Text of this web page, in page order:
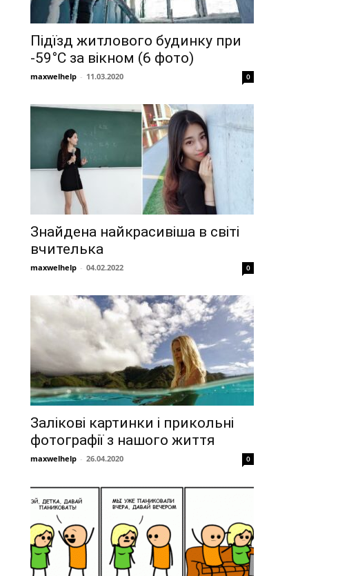
Підїзд житлового будинку при
-59°C за вікном (6 фото)
maxwelhelp - 11.03.2020 0
Знайдена найкрасивіша в світі
вчителька
maxwelhelp - 04.02.2022 0
Залікові картинки і прикольні
фотографії з нашого життя
maxwelhelp - 26.04.2020 0